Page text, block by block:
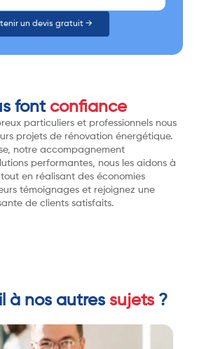
un devis gratuit →
font confiance
particuliers et professionnels nous
projets de rénovation énergétique.
notre accompagnement
performantes, nous les aidons à
en réalisant des économies
témoignages et rejoignez une
de clients satisfaits.
à nos autres sujets ?